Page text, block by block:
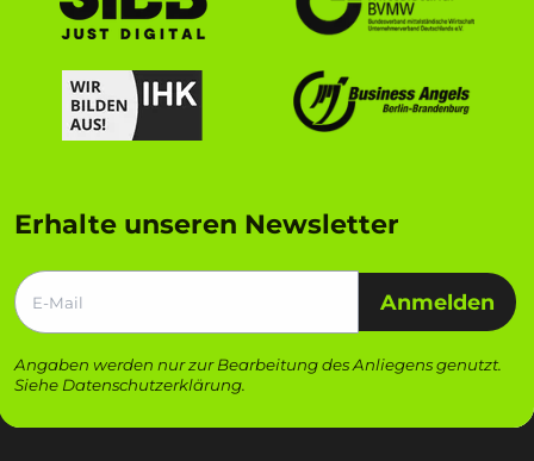
Erhalte unseren Newsletter
Anmelden
Angaben werden nur zur Bearbeitung des Anliegens genutzt.
Siehe Datenschutzerklärung.